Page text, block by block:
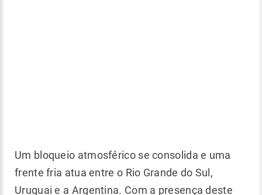
Um bloqueio atmosférico se consolida e uma
frente fria atua entre o Rio Grande do Sul,
Uruguai e a Argentina. Com a presença deste